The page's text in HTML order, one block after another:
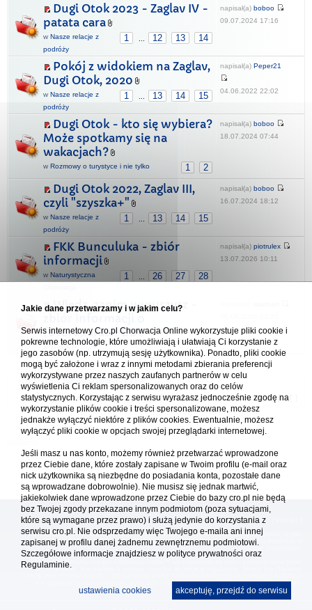
Dugi Otok 2023 - Zaglav IV -
patata cara
1 12 13 14
w Nasze relacje z
podróży
napisał(a) boboo
09.07.2024 17:16
Pokój z widokiem na Zaglav,
Dugi Otok, 2020
1 13 14 15
w Nasze relacje z
podróży
napisał(a) Peper21
04.06.2022 22:02
Dugi Otok - kto się wybiera?
Może spotkamy się na
wakacjach?
1 2
w Rozmowy o turystyce i nie tylko
napisał(a) boboo
18.07.2024 07:44
Dugi Otok 2022, Zaglav III,
czyli "szyszka+"
1 13 14 15
w Nasze relacje z
podróży
napisał(a) boboo
16.07.2024 18:12
FKK Bunculuka - zbiór
informacji
1 26 27 28
w Naturystyczna
napisał(a) piotrulex
13.07.2026 10:11
Wiedz, zanim wyruszysz -
fotoradarach EU
wWakacje 2026
Forum Chorwacja Online - Cro.pl
Usuń ciasteczka• Strefa czasowa: UTC + 1 (Polska - czas zimowy) [ DST
[reklama ] [
Platforma cro.pl© Chorwacja online™ wykorzystuje cookies do prawidłowego działania, te pliki
gromadzą na Twoim komputerze dane ułatwiające korzystanie z serwisu; więcej informacji w
Redakcja platformy cro.pl© Chorwacja online™ nie odpowiada za treści zamieszczone przez
użytkowników. Korzystanie z serwisu oznacza akceptację regulaminu. Serwis ma charakter
się organizacją imprez turystycznych oraz nie odpowiada za treść zamieszczonych reklam.
Jakie dane przetwarzamy i w jakim celu?
Serwis internetowy Cro.pl Chorwacja Online wykorzystuje pliki cookie i
pokrewne technologie, które umożliwiają i ułatwiają Ci korzystanie z
jego zasobów (np. utrzymują sesję użytkownika). Ponadto, pliki cookie
mogą być założone i wraz z innymi metodami zbierania preferencji
wykorzystywane przez naszych zaufanych partnerów w celu
wyświetlenia Ci reklam spersonalizowanych oraz do celów
statystycznych. Korzystając z serwisu wyrażasz jednocześnie zgodę na
wykorzystanie plików cookie i treści spersonalizowane, możesz
jednakże wyłączyć niektóre z plików cookies. Ewentualnie, możesz
wyłączyć pliki cookie w opcjach swojej przeglądarki internetowej.
Jeśli masz u nas konto, możemy również przetwarzać wprowadzone
przez Ciebie dane, które zostały zapisane w Twoim profilu (e-mail oraz
nick użytkownika są niezbędne do posiadania konta, pozostałe dane
są wprowadzane dobrowolnie). Nie musisz się jednak martwić,
jakiekolwiek dane wprowadzone przez Ciebie do bazy cro.pl nie będą
bez Twojej zgody przekazane innym podmiotom (poza sytuacjami,
które są wymagane przez prawo) i służą jedynie do korzystania z
serwisu cro.pl. Nie odsprzedamy więc Twojego e-maila ani innej
zapisanej w profilu danej żadnemu zewnętrznemu podmiotowi.
Szczegółowe informacje znajdziesz w polityce prywatności oraz
Regulaminie.
akceptuję, przejdź do serwisu
ustawienia cookies